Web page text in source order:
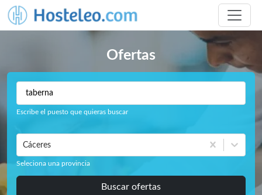
Ofertas
Escribe el puesto que quieras buscar
Cáceres
Seleciona una provincia
Buscar ofertas